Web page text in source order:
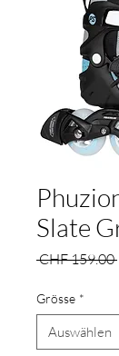
Slate
CHF 159.00
Grösse *